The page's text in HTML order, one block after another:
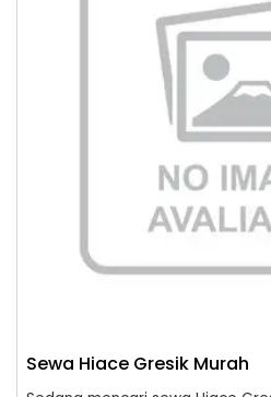
Sewa Hiace Gresik Murah